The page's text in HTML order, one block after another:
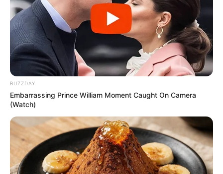
BUZZDAY
Embarrassing Prince William Moment Caught On Camera
(Watch)